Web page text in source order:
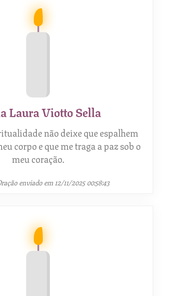
Laura Viotto Sella
não deixe que espalhem
corpo e que me traga a paz sob o
meu coração.
enviado em 12/11/2025 00:58:43